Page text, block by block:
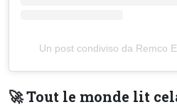
Un post condiviso da Remco
🚀 Tout le monde lit